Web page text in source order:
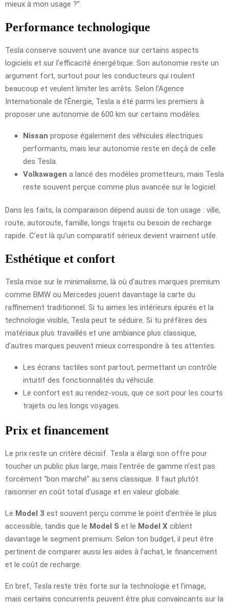
mieux à mon usage ?”.
Performance technologique
Tesla conserve souvent une avance sur certains aspects
logiciels et sur l’efficacité énergétique. Son autonomie reste un
argument fort, surtout pour les conducteurs qui roulent
beaucoup et veulent limiter les arrêts. Selon l’Agence
Internationale de l’Énergie, Tesla a été parmi les premiers à
proposer une autonomie de 600 km sur certains modèles.
Nissan propose également des véhicules électriques
performants, mais leur autonomie reste en deçà de celle
des Tesla.
Volkswagen a lancé des modèles prometteurs, mais Tesla
reste souvent perçue comme plus avancée sur le logiciel.
Dans les faits, la comparaison dépend aussi de ton usage : ville,
route, autoroute, famille, longs trajets ou besoin de recharge
rapide. C’est là qu’un comparatif sérieux devient vraiment utile.
Esthétique et confort
Tesla mise sur le minimalisme, là où d’autres marques premium
comme BMW ou Mercedes jouent davantage la carte du
raffinement traditionnel. Si tu aimes les intérieurs épurés et la
technologie visible, Tesla peut te séduire. Si tu préfères des
matériaux plus travaillés et une ambiance plus classique,
d’autres marques peuvent mieux correspondre à tes attentes.
Les écrans tactiles sont partout, permettant un contrôle
intuitif des fonctionnalités du véhicule.
Le confort est au rendez-vous, que ce soit pour les courts
trajets ou les longs voyages.
Prix et financement
Le prix reste un critère décisif. Tesla a élargi son offre pour
toucher un public plus large, mais l’entrée de gamme n’est pas
forcément “bon marché” au sens classique. Il faut plutôt
raisonner en coût total d’usage et en valeur globale.
Le Model 3 est souvent perçu comme le point d’entrée le plus
accessible, tandis que le Model S et le Model X ciblent
davantage le segment premium. Selon ton budget, il peut être
pertinent de comparer aussi les aides à l’achat, le financement
et le coût de recharge.
En bref, Tesla reste très forte sur la technologie et l’image,
mais certains concurrents peuvent être plus convaincants sur la